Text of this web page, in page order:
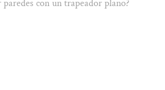
con un trapeador plano?